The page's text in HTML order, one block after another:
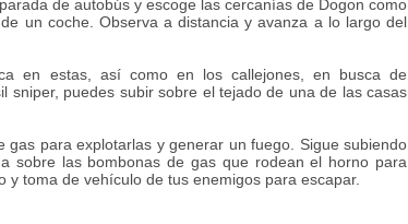
de autobús y escoge las cercanías de Dogon como
un coche. Observa a distancia y avanza a lo largo del
en estas, así como en los callejones, en busca de
sniper, puedes subir sobre el tejado de una de las casas
para explotarlas y generar un fuego. Sigue subiendo
sobre las bombonas de gas que rodean el horno para
toma de vehículo de tus enemigos para escapar.